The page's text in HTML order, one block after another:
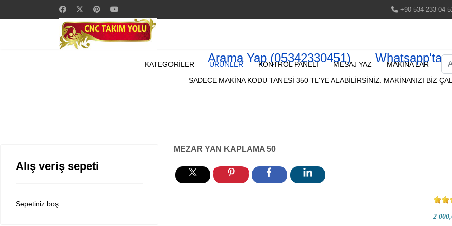
+90 534 233 04
KATEGORİLER ÜRÜNLER KONTROL PANELİ MESAJ YAZ MAKİNA LAR
Arama Yap (05342330451) Whatsapp'tan
SADECE MAKİNA KODU TANESİ 350 TL'YE ALABİLİRSİNİZ. MAKİNANIZI BİZ
Alış veriş sepeti
Sepetiniz boş
MEZAR YAN KAPLAMA 50
2